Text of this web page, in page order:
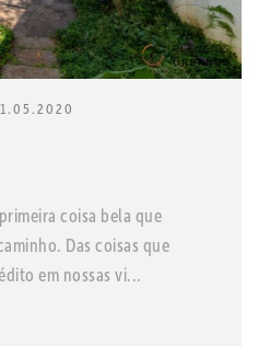
coisa bela que
Das coisas que
em nossas vi...